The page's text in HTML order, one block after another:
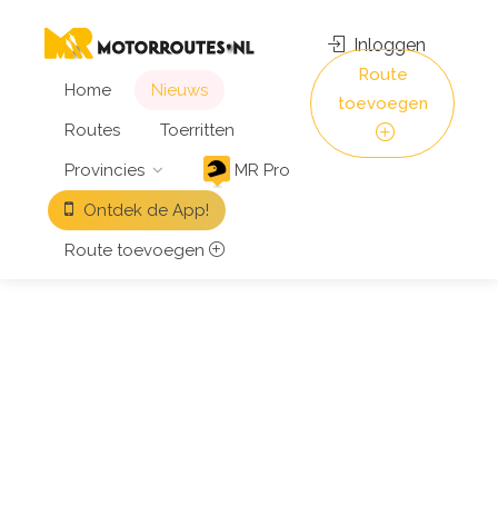
Home
Nieuws
Routes
Toerritten
Provincies
MR Pro
Ontdek de App!
Route toevoegen
Inloggen
Route
toevoegen